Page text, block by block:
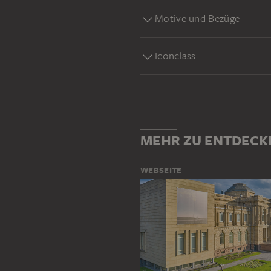
Motive und Bezüge
Iconclass
MEHR ZU
WEBSEITE